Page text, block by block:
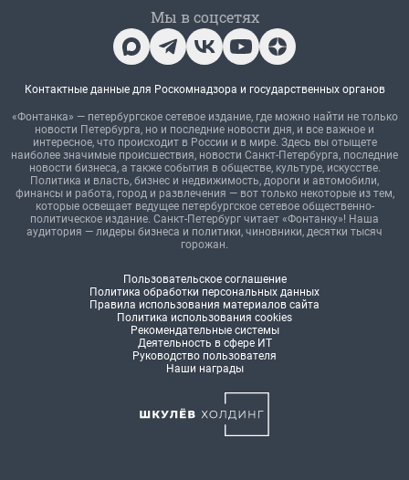
Мы в соцсетях
Контактные данные для Роскомнадзора и государственных органов
«Фонтанка» — петербургское сетевое издание, где можно найти не только
новости Петербурга, но и последние новости дня, и все важное и
интересное, что происходит в России и в мире. Здесь вы отыщете
наиболее значимые происшествия, новости Санкт-Петербурга, последние
новости бизнеса, а также события в обществе, культуре, искусстве.
Политика и власть, бизнес и недвижимость, дороги и автомобили,
финансы и работа, город и развлечения — вот только некоторые из тем,
которые освещает ведущее петербургское сетевое общественно-
политическое издание. Санкт-Петербург читает «Фонтанку»! Наша
аудитория — лидеры бизнеса и политики, чиновники, десятки тысяч
горожан.
Пользовательское соглашение
Политика обработки персональных данных
Правила использования материалов сайта
Политика использования cookies
Рекомендательные системы
Деятельность в сфере ИТ
Руководство пользователя
Наши награды